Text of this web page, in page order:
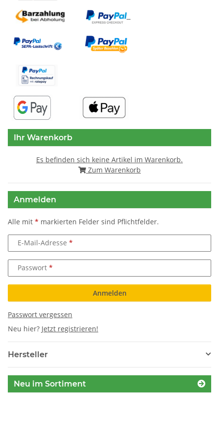
Ihr Warenkorb
Es befinden sich keine Artikel im Warenkorb.
Zum Warenkorb
Anmelden
Alle mit * markierten Felder sind Pflichtfelder.
E-Mail-Adresse
Passwort
Anmelden
Passwort vergessen
Neu hier? Jetzt registrieren!
Hersteller
Neu im Sortiment